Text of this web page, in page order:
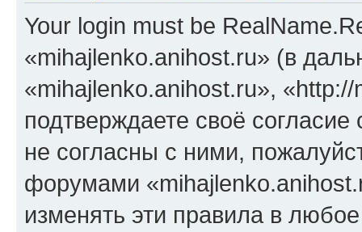
Your login must be
«mihajlenko.anihost.ru» (в
«mihajlenko.anihost.ru»,
подтверждаете своё
не согласны с ними,
форумами
изменять эти правила в